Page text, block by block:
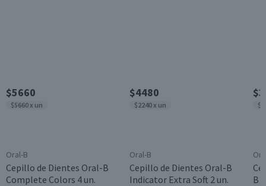
$5660
$5660 x un
Oral-B
Cepillo de Dientes Oral-B
Complete Colors 4 un.
$4480
$2240 x un
Oral-B
Cepillo de Dientes Oral-B
Indicator Extra Soft 2 un.
B